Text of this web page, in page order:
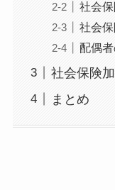
社会
社会
配偶
社会保険
まとめ